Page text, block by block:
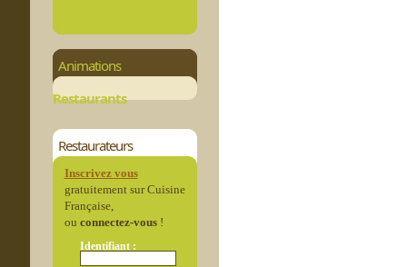
Animations
Restaurants
Restaurateurs
Inscrivez vous
gratuitement sur Cuisine
Française,
ou connectez-vous!
Identifiant :